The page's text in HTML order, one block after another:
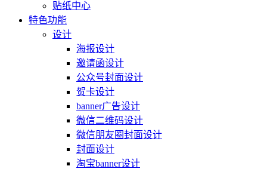
贴纸中心
特色功能
设计
海报设计
邀请函设计
公众号封面设计
贺卡设计
banner广告设计
微信二维码设计
微信朋友圈封面设计
封面设计
淘宝banner设计